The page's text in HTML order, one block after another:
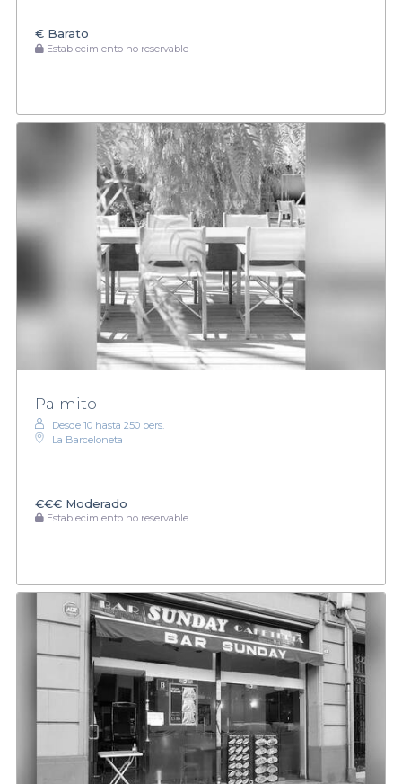
€ Barato
Establecimiento no reservable
Palmito
Desde 10 hasta 250 pers.
La Barceloneta
€€€ Moderado
Establecimiento no reservable